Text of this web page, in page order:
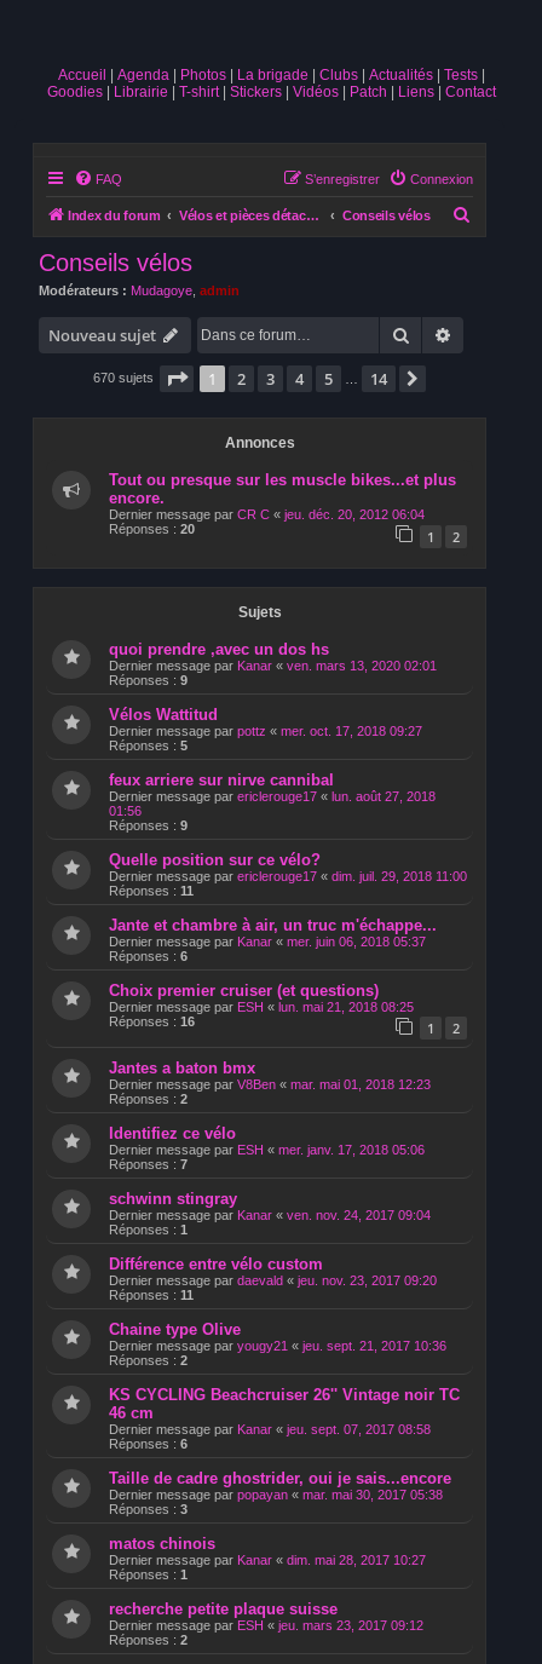
Accueil Agenda Photos La brigade Clubs Actualités
Tests
Goodies
Librairie T-shirt Stickers Vidéos Patch Liens Contact
FAQ Connexion
S’enregistrer
Index du forum Vélos et pièces détachées Conseils vélos
h
Conseils vélos
Modérateurs : Mudagoye admin
Nouveau sujet Rechercher
670 sujets Page 1sur14
1 2 3 4 5 14
Annonces
Tout ou presque sur les muscle bikes...et plus
encore.
Dernier message par CR C « jeu. déc. 20, 2012 06:04
Réponses : 20 1 2
Sujets
quoi prendre ,avec un dos hs
Dernier message par Kanar « ven. mars 13, 2020 02:01
Réponses : 9
Vélos Wattitud
Dernier message par pottz « mer. oct. 17, 2018 09:27
Réponses : 5
feux arriere sur nirve cannibal
Dernier message par ericlerouge17 « lun. août 27, 2018
01:56
Réponses : 9
Quelle position sur ce vélo?
Dernier message par ericlerouge17 « dim. juil. 29, 2018 11:00
Réponses : 11
Jante et chambre à air, un truc m'échappe...
Dernier message par Kanar « mer. juin 06, 2018 05:37
Réponses : 6
Choix premier cruiser (et questions)
Dernier message par ESH « lun. mai 21, 2018 08:25
Réponses : 16 1 2
Jantes a baton bmx
Dernier message par V8Ben « mar. mai 01, 2018 12:23
Réponses : 2
Identifiez ce vélo
Dernier message par ESH « mer. janv. 17, 2018 05:06
Réponses : 7
schwinn stingray
Dernier message par Kanar « ven. nov. 24, 2017 09:04
Réponses : 1
Différence entre vélo custom
Dernier message par daevald « jeu. nov. 23, 2017 09:20
Réponses : 11
Chaine type Olive
Dernier message par yougy21 « jeu. sept. 21, 2017 10:36
Réponses : 2
KS CYCLING Beachcruiser 26'' Vintage noir TC
46 cm
Dernier message par Kanar « jeu. sept. 07, 2017 08:58
Réponses : 6
Taille de cadre ghostrider, oui je sais...encore
Dernier message par popayan « mar. mai 30, 2017 05:38
Réponses : 3
matos chinois
Dernier message par Kanar « dim. mai 28, 2017 10:27
Réponses : 1
recherche petite plaque suisse
Dernier message par ESH « jeu. mars 23, 2017 09:12
Réponses : 2